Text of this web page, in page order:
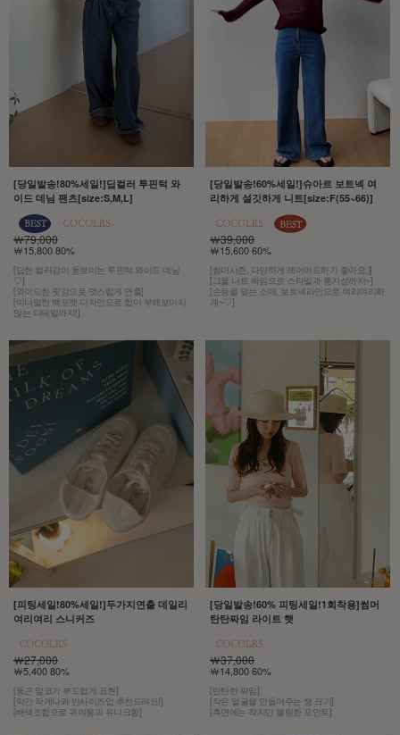
[당일발송!80%세일!]딥컬러 투핀턱 와
이드 데님 팬츠[size:S,M,L]
￦79,000
￦15,800 80%
[딥한 컬러감이 돋보이는 투핀턱 와이드 데님
♡]
[와이드한 핏감으로 멋스럽게 연출]
[미니멀한 백포켓 디자인으로 힙이 부해보이지
않는 디테일까지!]
[당일발송!60%세일!]슈아르 보트넥 여
리하게 설깃하게 니트[size:F(55~66)]
￦39,000
￦15,600 60%
[썸머시즌, 다양하게 레이어드하기 좋아요:)]
[그물 니트 짜임으로 스타일과 통기성까지~]
[손등을 덮는 소매, 보트넥라인으로 여리여리하
게~♡]
[피팅세일!80%세일!]두가지연출 데일리
여리여리 스니커즈
￦27,000
￦5,400 80%
[둥근 앞코가 부드럽게 표현]
[약간 작게나와 반사이즈업 추천드려요!]
[배색조합으로 귀여움과 유니크함]
[당일발송!60% 피팅세일!1회착용]썸머
탄탄짜임 라이트 햇
￦37,000
￦14,800 60%
[탄탄한 짜임]
[작은 얼굴을 만들어주는 챙 크기]
[측면에는 작지만 블링한 포인트]